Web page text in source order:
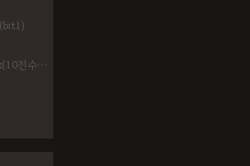
진수)